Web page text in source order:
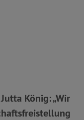
König: „Wir